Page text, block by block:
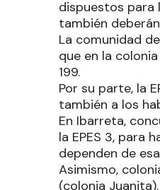
dispuestos para
también
La comunidad
que en la
199.
Por su parte, la
también a los
En Ibarreta,
la EPES 3, para
dependen de
Asimismo,
(colonia Juanita).